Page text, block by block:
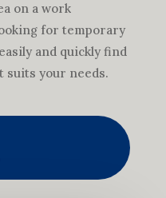
on a work
for temporary
and quickly find
suits your needs.